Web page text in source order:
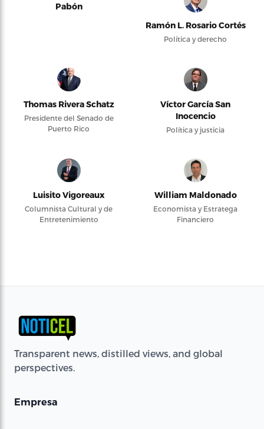
Pabón
Ramón L. Rosario Cortés
Política y derecho
Thomas Rivera Schatz
Presidente del Senado de
Puerto Rico
Víctor García San
Inocencio
Política y justicia
Luisito Vigoreaux
Columnista Cultural y de
Entretenimiento
William Maldonado
Economista y Estratega
Financiero
Transparent news, distilled views, and global
perspectives.
Empresa